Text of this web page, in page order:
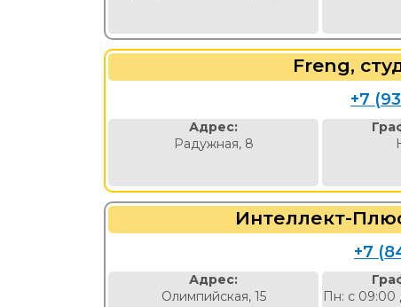
Freng,
+7
Адрес:
Радужная, 8
Интеллект-
+7
Адрес:
Олимпийская, 15
Пн: с 09:00